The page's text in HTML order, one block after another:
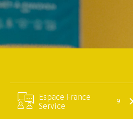
Espace France
Service
9